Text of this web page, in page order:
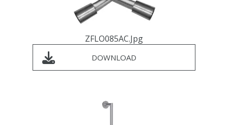
ZFLO085AC.jpg
DOWNLOAD